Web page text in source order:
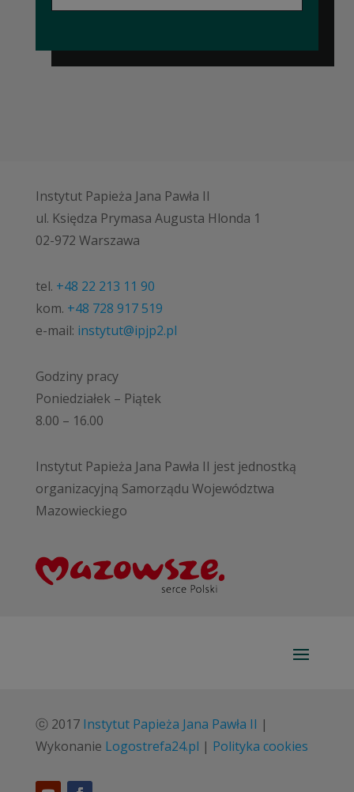
Instytut Papieża Jana Pawła II
ul. Księdza Prymasa Augusta Hlonda 1
02-972 Warszawa
tel. +48 22 213 11 90
kom. +48 728 917 519
e-mail: instytut@ipjp2.pl
Godziny pracy
Poniedziałek – Piątek
8.00 – 16.00
Instytut Papieża Jana Pawła II jest jednostką
organizacyjną Samorządu Województwa
Mazowieckiego
ⓒ 2017 Instytut Papieża Jana Pawła II |
Wykonanie Logostrefa24.pl | Polityka cookies